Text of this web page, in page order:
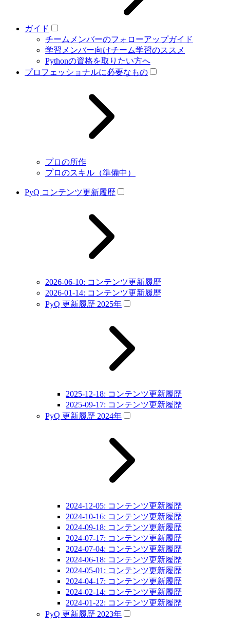
ガイド
チームメンバーのフォローアップガイド
学習メンバー向けチーム学習のススメ
Pythonの資格を取りたい方へ
プロフェッショナルに必要なもの
プロの所作
プロのスキル（準備中）
PyQ コンテンツ更新履歴
2026-06-10: コンテンツ更新履歴
2026-01-14: コンテンツ更新履歴
PyQ 更新履歴 2025年
2025-12-18: コンテンツ更新履歴
2025-09-17: コンテンツ更新履歴
PyQ 更新履歴 2024年
2024-12-05: コンテンツ更新履歴
2024-10-16: コンテンツ更新履歴
2024-09-18: コンテンツ更新履歴
2024-07-17: コンテンツ更新履歴
2024-07-04: コンテンツ更新履歴
2024-06-18: コンテンツ更新履歴
2024-05-01: コンテンツ更新履歴
2024-04-17: コンテンツ更新履歴
2024-02-14: コンテンツ更新履歴
2024-01-22: コンテンツ更新履歴
PyQ 更新履歴 2023年